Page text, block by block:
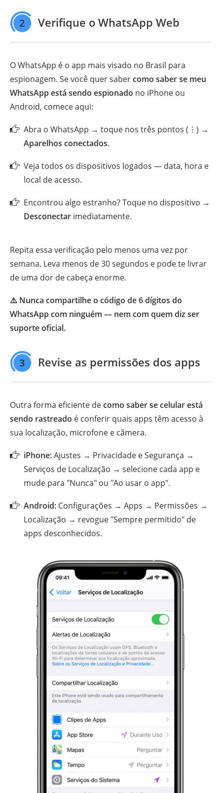
2 Verifique o WhatsApp Web
O WhatsApp é o app mais visado no Brasil para
espionagem. Se você quer sabercomo saber se meu
WhatsApp está sendo espionado no iPhone ou
Android, comece aqui:
Abra o WhatsApp → toque nos três pontos (⋮) →
Aparelhos conectados.
Veja todos os dispositivos logados — data, hora e
local de acesso.
Encontrou algo estranho? Toque no dispositivo →
Desconectar imediatamente.
Repita essa verificação pelo menos uma vez por
semana. Leva menos de 30 segundos e pode te livrar
de uma dor de cabeça enorme.
⚠️ Nunca compartilhe o código de 6 dígitos do
WhatsApp com ninguém — nem com quem diz ser
suporte oficial.
3 Revise as permissões dos apps
Outra forma eficiente decomo saber se celular está
sendo rastreado é conferir quais apps têm acesso à
sua localização, microfone e câmera.
iPhone:Ajustes → Privacidade e Segurança →
Serviços de Localização → selecione cada app e
mude para "Nunca" ou "Ao usar o app".
Android: Configurações → Apps → Permissões →
Localização → revogue "Sempre permitido" de
apps desconhecidos.